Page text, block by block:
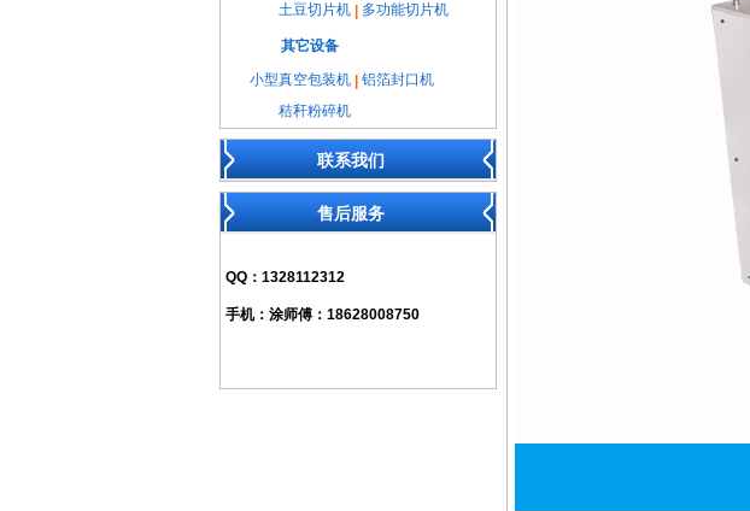
土豆切片机
多功能切片机
其它设备
小型真空包装机
铝箔封口机
秸秆粉碎机
联系我们
售后服务
QQ： 1328112312
手机： 涂师傅：18628008750